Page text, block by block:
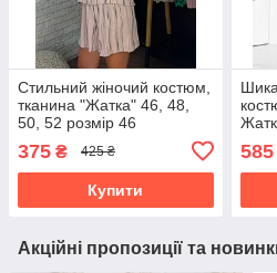
Стильний жіночий костюм,
тканина "Жатка" 46, 48,
50, 52 розмір 46
375 ₴ 425 ₴
Купити
585
Акційні пропозиції та